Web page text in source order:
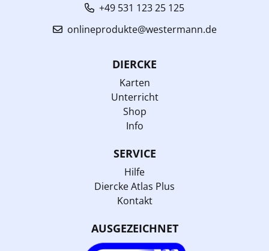
+49 531 123 25 125
onlineprodukte@westermann.de
DIERCKE
Karten
Unterricht
Shop
Info
SERVICE
Hilfe
Diercke Atlas Plus
Kontakt
AUSGEZEICHNET